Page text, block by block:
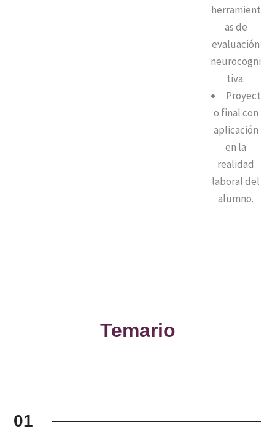
herramient
as de
evaluación
neurocogni
tiva.
Proyect
o final con
aplicación
en la
realidad
laboral del
alumno.
Temario
01